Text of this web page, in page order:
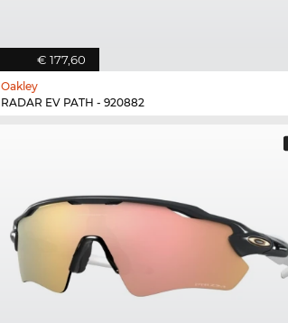
€ 177,60
Oakley
RADAR EV PATH - 920882